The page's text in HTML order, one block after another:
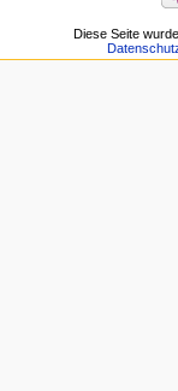
Diese Seite